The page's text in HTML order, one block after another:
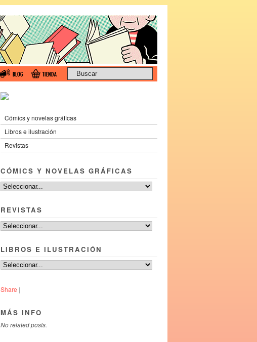
Cómics y novelas gráficas
Libros e ilustración
Revistas
CÓMICS Y NOVELAS GRÁFICAS
REVISTAS
LIBROS E ILUSTRACIÓN
Share |
MÁS INFO
No related posts.